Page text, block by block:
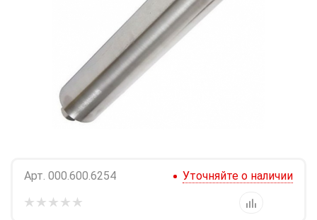
Арт. 000.600.6254 Уточняйте о наличии